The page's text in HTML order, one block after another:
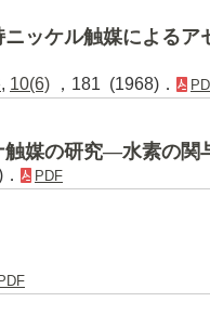
ッケル触媒によるア
, 10(6) ，181 (1968)．
媒の研究―水素の関
PDF
PDF